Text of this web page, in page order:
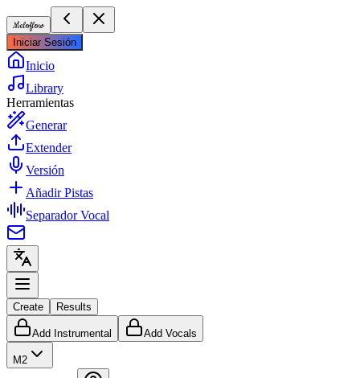
Meloflow
Iniciar Sesión
Inicio
Library
Herramientas
Generar
Extender
Versión
Añadir Pistas
Separador Vocal
Create Results
Add Instrumental Add Vocals
M2